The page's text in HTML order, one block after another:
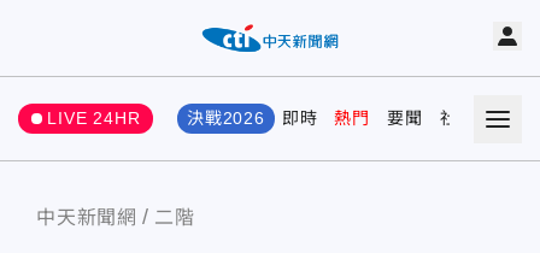
LIVE 24HR 決戰2026 即時 熱門 要聞 社會 娛樂
中天新聞網 二階